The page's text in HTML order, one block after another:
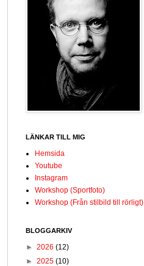
LÄNKAR TILL MIG
Hemsida
Youtube
Instagram
Workshop (Sportfoto)
Workshop (Från stilbild till rörligt)
BLOGGARKIV
► 2026 (12)
► 2025 (10)